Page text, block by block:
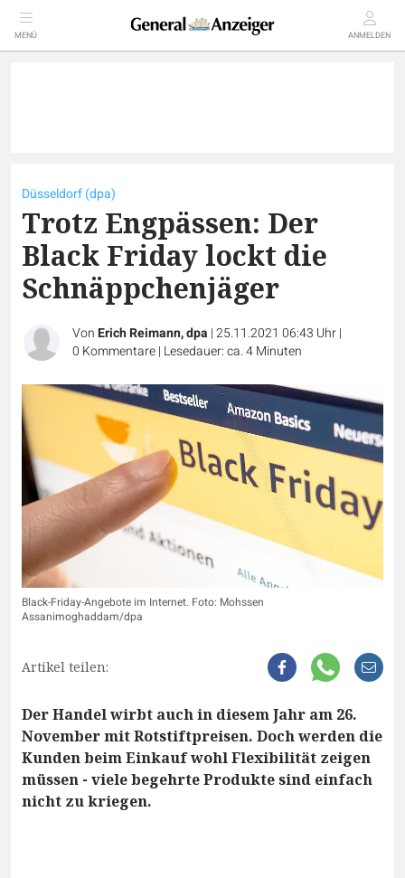
MENÜ ANMELDEN
Düsseldorf (dpa)
Trotz Engpässen: Der
Black Friday lockt die
Schnäppchenjäger
VonErich Reimann, dpa |25.11.2021 06:43 Uhr|
0 Kommentare| Lesedauer: ca. 4 Minuten
Black-Friday-Angebote im Internet. Foto: Mohssen
Assanimoghaddam/dpa
Artikel teilen:
Der Handel wirbt auch in diesem Jahr am 26.
November mit Rotstiftpreisen. Doch werden die
Kunden beim Einkauf wohl Flexibilität zeigen
müssen - viele begehrte Produkte sind einfach
nicht zu kriegen.